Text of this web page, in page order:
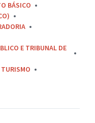
BÁSICO
E TRIBUNAL DE
TURISMO